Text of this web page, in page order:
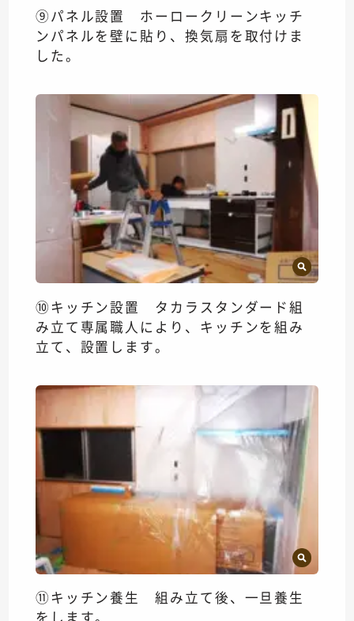
⑨パネル設置 ホーロークリーンキッチ
ンパネルを壁に貼り、換気扇を取付けま
した。
⑩キッチン設置 タカラスタンダード組
み立て専属職人により、キッチンを組み
立て、設置します。
⑪キッチン養生 組み立て後、一旦養生